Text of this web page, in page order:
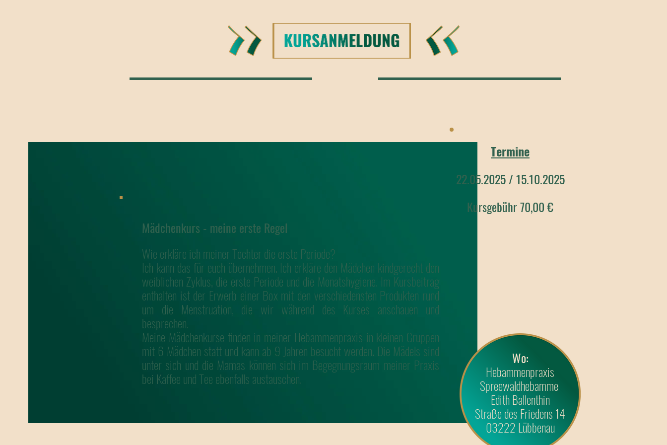
Mädchenkurs - meine erste Regel
Wie erkläre ich meiner Tochter die erste Periode?
Ich kann das für euch übernehmen. Ich erkläre den Mädchen kindgerecht den
weiblichen Zyklus, die erste Periode und die Monatshygiene. Im Kursbeitrag
enthalten ist der Erwerb einer Box mit den verschiedensten Produkten rund
um die Menstruation, die wir während des Kurses anschauen und
besprechen.
Meine Mädchenkurse finden in meiner Hebammenpraxis in kleinen Gruppen
mit 6 Mädchen statt und kann ab 9 Jahren besucht werden. Die Mädels sind
unter sich und die Mamas können sich im Begegnungsraum meiner Praxis
bei Kaffee und Tee ebenfalls austauschen.
Wo:
Hebammenpraxis
Spreewaldhebamme
Edith Ballenthin
Straße des Friedens 14
03222 Lübbenau
Termine
22.05.2025 / 15.10.2025
Kursgebühr 70,00 €